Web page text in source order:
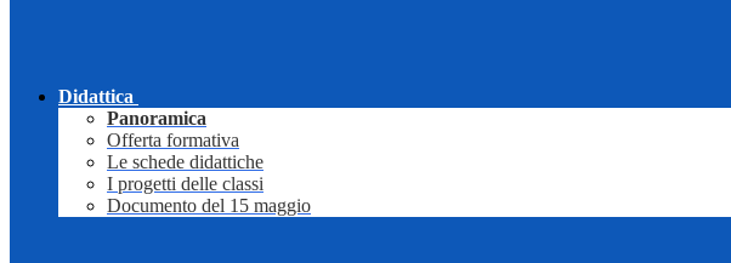
Didattica
Panoramica
Offerta formativa
Le schede didattiche
I progetti delle classi
Documento del 15 maggio